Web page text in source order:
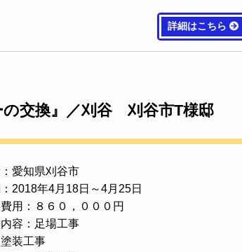
詳細はこちら
の交換』／刈谷 刈谷市T様邸
愛知県刈谷市
2018年4月18日～4月25日
用：８６０，０００円
容：足場工事
装工事